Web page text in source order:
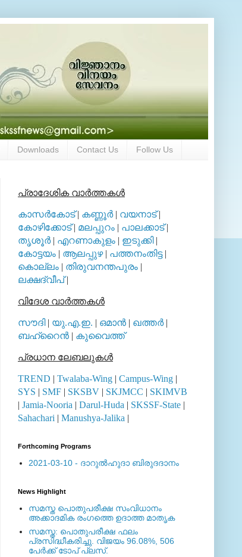
Downloads Contact Us Follow Us
പ്രാദേശിക വാര്‍ത്തകള്‍
കാസര്‍കോട്| കണ്ണൂര്‍| വയനാട്|
കോഴിക്കോട്| മലപ്പുറം | പാലക്കാട്|
തൃശൂര്‍| എറണാകുളം | ഇടുക്കി|
കോട്ടയം | ആലപ്പുഴ| പത്തനംതിട്ട|
കൊല്ലം | തിരുവനന്തപുരം |
ലക്ഷദ്വീപ്|
വിദേശ വാര്‍ത്തകള്‍
സൗദി| യു.എ.ഇ. | ഒമാന്‍ | ഖത്തര്‍|
ബഹ്റൈന്‍ | കുവൈത്ത്
പ്രധാന ലേബലുകള്‍
TREND | Twalaba-Wing | Campus-Wing |
SYS | SMF | SKSBV | SKJMCC | SKIMVB
| Jamia-Nooria | Darul-Huda | SKSSF-State |
Sahachari | Manushya-Jalika |
Forthcoming Programs
2021-03-10 - ദാറുല്‍ഹുദാ ബിരുദദാനം
News Highlight
സമസ്ത പൊതുപരീക്ഷ സംവിധാനം
അക്കാദമിക രംഗത്തെ ഉദാത്ത മാതൃക
സമസ്ത: പൊതുപരീക്ഷ ഫലം
പ്രസിദ്ധീകരിച്ചു. വിജയം 96.08%, 506
പേര്‍ക്ക് ടോപ് പ്ലസ്.